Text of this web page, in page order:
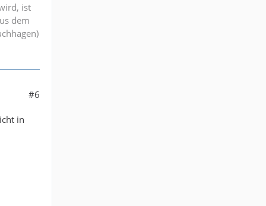
ist
dem
#6
in